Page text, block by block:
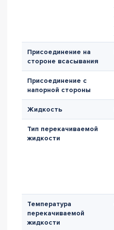
Присоединение на
стороне всасывания
Присоединение с
напорной стороны
Жидкость
Тип перекачиваемой
жидкости
Температура
перекачиваемой
жидкости